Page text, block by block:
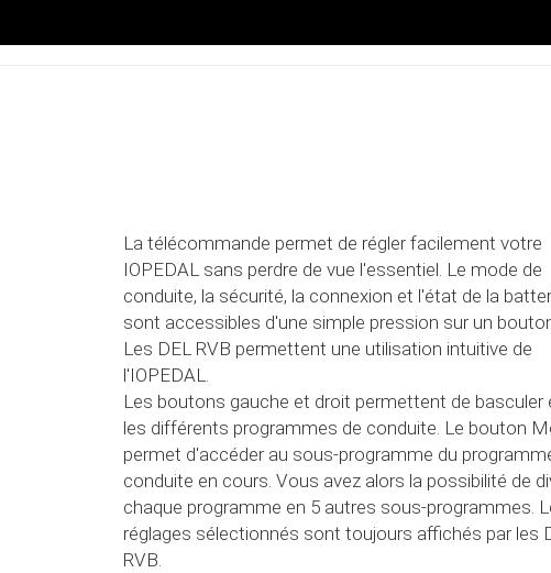
La télécommande permet de régler facilement votre
IOPEDAL sans perdre de vue l'essentiel. Le mode de
conduite, la sécurité, la connexion et l'état de la
sont accessibles d'une simple pression sur un
Les DEL RVB permettent une utilisation intuitive de
l'IOPEDAL.
Les boutons gauche et droit permettent de basculer
les différents programmes de conduite. Le bouton
permet d'accéder au sous-programme du
conduite en cours. Vous avez alors la possibilité de
chaque programme en 5 autres sous-programmes.
réglages sélectionnés sont toujours affichés par les
RVB.